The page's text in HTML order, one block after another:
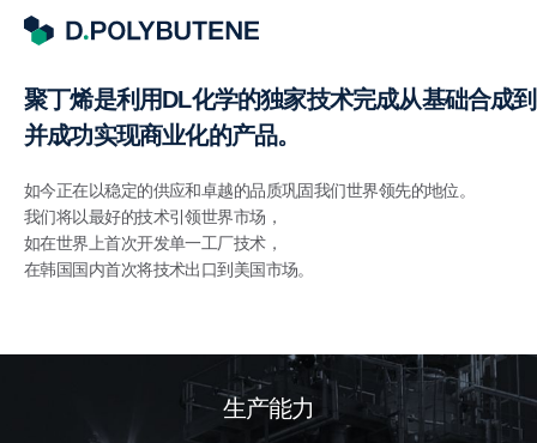
聚丁烯是利用DL化学的独家技术完成从基础合成
并成功实现商业化的产品。
如今正在以稳定的供应和卓越的品质巩固我们世界领先的地位。
我们将以最好的技术引领世界市场，
如在世界上首次开发单一工厂技术，
在韩国国内首次将技术出口到美国市场。
生产能力